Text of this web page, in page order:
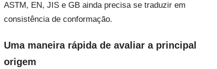
ASTM, EN, JIS e GB ainda precisa se traduzir em
consistência de conformação.
Uma maneira rápida de avaliar a principal
origem